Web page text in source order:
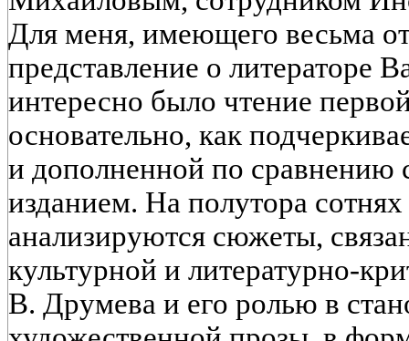
Для меня, имеющего весьма
представление о литераторе
интересно было чтение
основательно, как
и дополненной по
изданием. На полутора
анализируются сюжеты,
культурной и литературно-
В. Друмева и его ролью в